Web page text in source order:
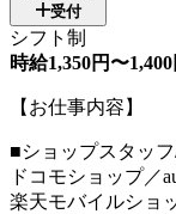
受付
シフト制
時給1,350円〜1,400
【お仕事内容】
■ショップスタッ
ドコモショップ／
楽天モバイルショ